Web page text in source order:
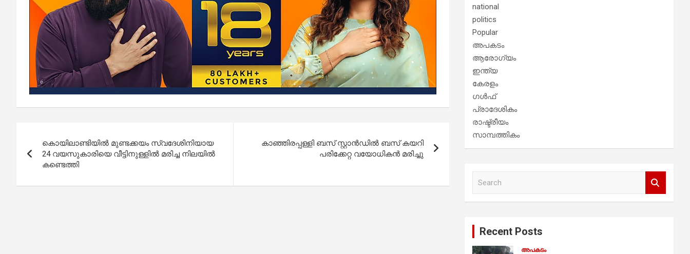
navigation
കൊയിലാണ്ടിയില്‍ മുണ്ടക്കയം സ്വദേശിനിയായ
24 വയസുകാരിയെ വീട്ടിനുള്ളില്‍ മരിച്ച നിലയില്‍
കണ്ടെത്തി
കാഞ്ഞിരപ്പള്ളി ബസ് സ്റ്റാൻഡിൽ ബസ് കയറി
പരിക്കേറ്റ വയോധികൻ മരിച്ചു
national
politics
Popular
അപകടം
ആരോഗ്യം
ഇന്ത്യ
കേരളം
ഗൾഫ്
പ്രാദേശികം
രാഷ്ട്രീയം
സാമ്പത്തികം
Recent Posts
അപകടം